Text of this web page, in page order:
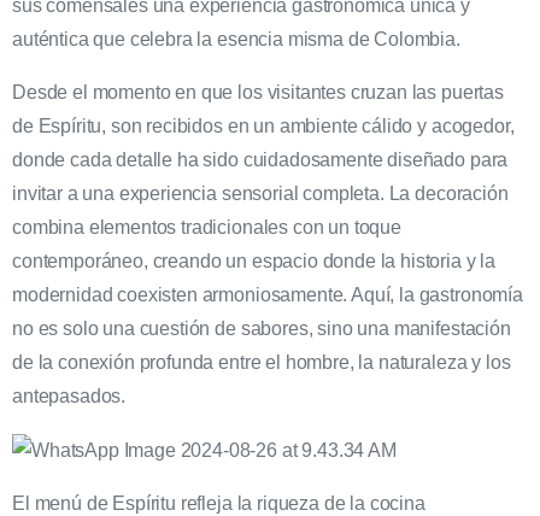
sus comensales una experiencia gastronómica única y
auténtica que celebra la esencia misma de Colombia.
Desde el momento en que los visitantes cruzan las puertas
de Espíritu, son recibidos en un ambiente cálido y acogedor,
donde cada detalle ha sido cuidadosamente diseñado para
invitar a una experiencia sensorial completa. La decoración
combina elementos tradicionales con un toque
contemporáneo, creando un espacio donde la historia y la
modernidad coexisten armoniosamente. Aquí, la gastronomía
no es solo una cuestión de sabores, sino una manifestación
de la conexión profunda entre el hombre, la naturaleza y los
antepasados.
El menú de Espíritu refleja la riqueza de la cocina